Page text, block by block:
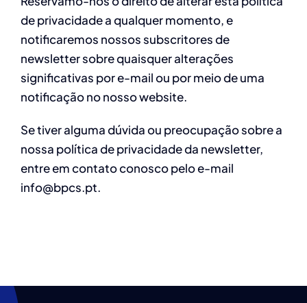
de privacidade a qualquer momento, e
notificaremos nossos subscritores de
newsletter sobre quaisquer alterações
significativas por e-mail ou por meio de uma
notificação no nosso website.
Se tiver alguma dúvida ou preocupação sobre a
nossa política de privacidade da newsletter,
entre em contato conosco pelo e-mail
info@bpcs.pt.